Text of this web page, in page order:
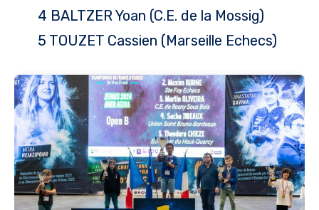
4 BALTZER Yoan (C.E. de la Mossig)
5 TOUZET Cassien (Marseille Echecs)